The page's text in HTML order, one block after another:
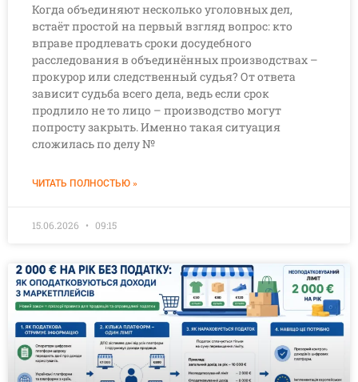
Когда объединяют несколько уголовных дел,
встаёт простой на первый взгляд вопрос: кто
вправе продлевать сроки досудебного
расследования в объединённых производствах –
прокурор или следственный судья? От ответа
зависит судьба всего дела, ведь если срок
продлило не то лицо – производство могут
попросту закрыть. Именно такая ситуация
сложилась по делу №
ЧИТАТЬ ПОЛНОСТЬЮ »
15.06.2026 09:15